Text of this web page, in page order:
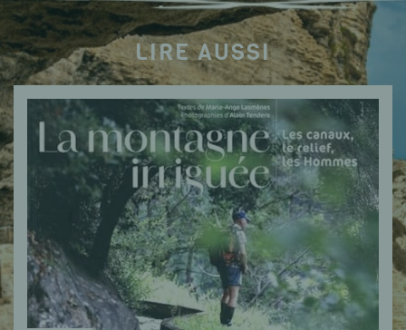
LIRE AUSSI